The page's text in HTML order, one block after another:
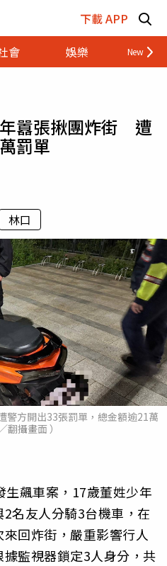
下載 APP
會 娛樂 財經
囂張揪團炸街 遭
罰單
林口
警方開出33張罰單，總金額逾21萬
翻攝畫面 ）
飆車案，17歲董姓少年
名友人分騎3台機車，在
回炸街，嚴重影響行人
監視器鎖定3人身分，共